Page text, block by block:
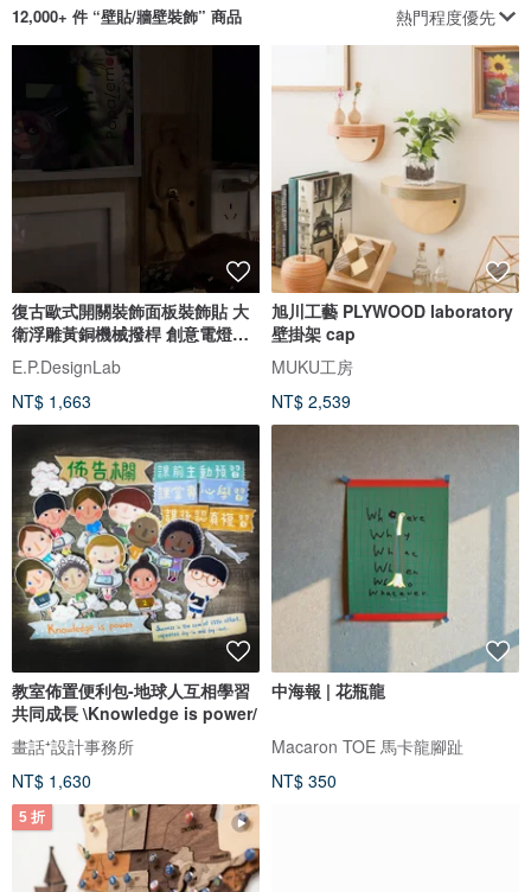
12,000+ 件 “壁貼/牆壁裝飾” 商品 熱門程度優先
復古歐式開關裝飾面板裝飾貼 大
衛浮雕黃銅機械撥桿 創意電燈開
關
E.P.DesignLab
NT$ 1,663
旭川工藝 PLYWOOD laboratory
壁掛架 cap
MUKU工房
NT$ 2,539
教室佈置便利包-地球人互相學習
共同成長 \Knowledge is power/
畫話⁺設計事務所
NT$ 1,630
中海報 | 花瓶龍
Macaron TOE 馬卡龍腳趾
NT$ 350
5 折